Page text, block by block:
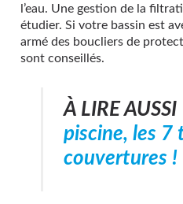
l’eau. Une gestion de la
étudier. Si votre bassin est
armé des boucliers de
sont conseillés.
À LIRE AUSSI |
piscine, les 7
couvertures !